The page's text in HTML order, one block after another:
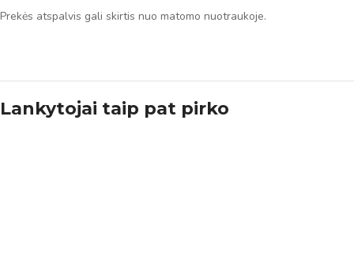
Prekės atspalvis gali skirtis nuo matomo nuotraukoje.
Lankytojai taip pat pirko